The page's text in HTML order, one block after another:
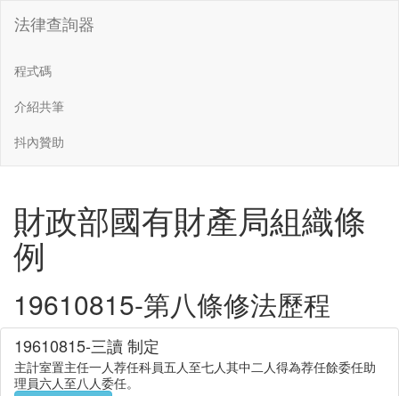
法律查詢器
程式碼
介紹共筆
抖內贊助
財政部國有財產局組織條
例
19610815-第八條修法歷程
19610815-三讀 制定
主計室置主任一人荐任科員五人至七人其中二人得為荐任餘委任助
理員六人至八人委任。